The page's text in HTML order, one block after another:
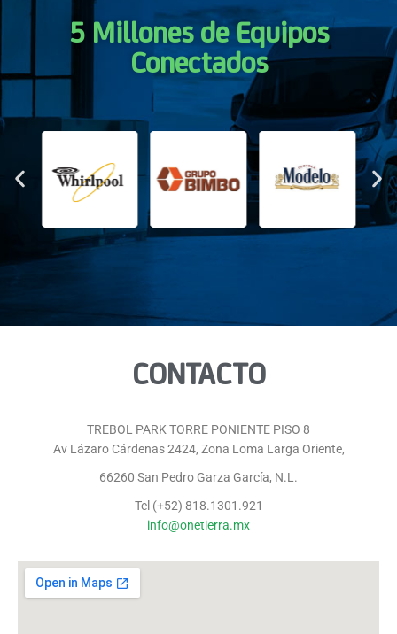
5 Millones de Equipos
Conectados
CONTACTO
TREBOL PARK TORRE PONIENTE PISO 8
Av Lázaro Cárdenas 2424, Zona Loma Larga Oriente,
66260 San Pedro Garza García, N.L.
Tel (+52) 818.1301.921
info@onetierra.mx